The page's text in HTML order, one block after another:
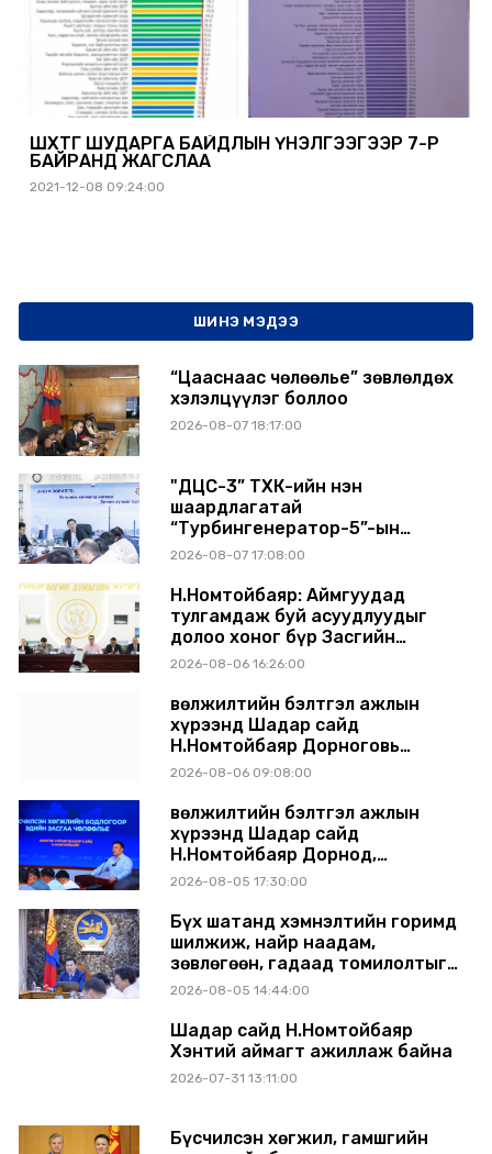
ШӨХТГ ШУДАРГА БАЙДЛЫН ҮНЭЛГЭЭГЭЭР 7-Р
БАЙРАНД ЖАГСЛАА
2021-12-08 09:24:00
ШИНЭ МЭДЭЭ
“Цааснаас чөлөөлье” зөвлөлдөх
хэлэлцүүлэг боллоо
2026-08-07 18:17:00
"ДЦС-3” ТӨХК-ийн нэн
шаардлагатай
“Турбингенератор-5”-ын
шинэчлэлийн төсвийг
2026-08-07 17:08:00
Н.Номтойбаяр: Аймгуудад
тулгамдаж буй асуудлуудыг
долоо хоног бүр Засгийн
газрын хуралдаанд
2026-08-06 16:26:00
Өвөлжилтийн бэлтгэл ажлын
хүрээнд Шадар сайд
Н.Номтойбаяр Дорноговь
аймагт ажиллав
2026-08-06 09:08:00
Өвөлжилтийн бэлтгэл ажлын
хүрээнд Шадар сайд
Н.Номтойбаяр Дорнод,
Сүхбаатар аймагт ажиллав
2026-08-05 17:30:00
Бүх шатанд хэмнэлтийн горимд
шилжиж, найр наадам,
зөвлөгөөн, гадаад томилолтыг
хориглолоо
2026-08-05 14:44:00
Шадар сайд Н.Номтойбаяр
Хэнтий аймагт ажиллаж байна
2026-07-31 13:11:00
Бүсчилсэн хөгжил, гамшгийн